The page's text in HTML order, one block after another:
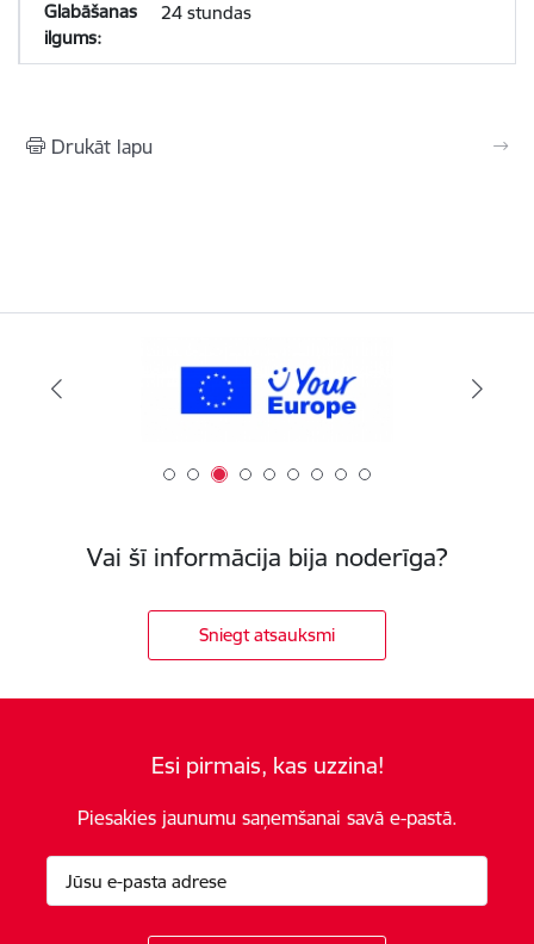
24 stundas
Drukāt lapu
Vai šī informācija bija noderīga?
Sniegt atsauksmi
Esi pirmais, kas uzzina!
Piesakies jaunumu saņemšanai savā e-pastā.